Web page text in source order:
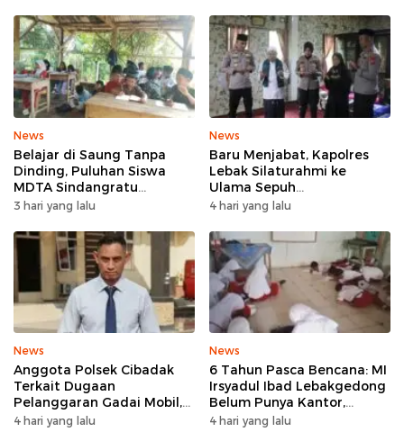
News
Belajar di Saung Tanpa
Dinding, Puluhan Siswa
MDTA Sindangratu
Panggarangan Bertahan
3 hari yang lalu
News
Baru Menjabat, Kapolres
Lebak Silaturahmi ke
Ulama Sepuh
Rangkasbitung
4 hari yang lalu
News
Anggota Polsek Cibadak
Terkait Dugaan
Pelanggaran Gadai Mobil,
Kasus Ditangani Bid
4 hari yang lalu
News
6 Tahun Pasca Bencana: MI
Irsyadul Ibad Lebakgedong
Belum Punya Kantor,
Belajar Tanpa Meja-Kursi
4 hari yang lalu